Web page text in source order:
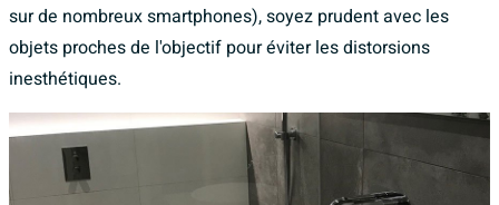
sur de nombreux smartphones), soyez prudent avec les
objets proches de l'objectif pour éviter les distorsions
inesthétiques.